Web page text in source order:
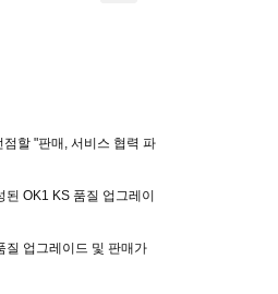
할 "판매, 서비스 협력 파
OK1 KS 품질 업그레이
질 업그레이드 및 판매가